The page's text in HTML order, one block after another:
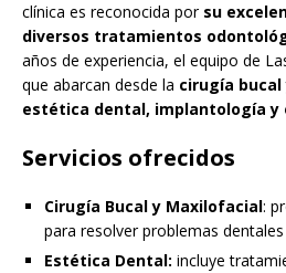
clínica es reconocida por su
diversos tratamientos
años de experiencia, el equipo de
que abarcan desde la cirugía
estética dental, implantología y
Servicios ofrecidos
Cirugía Bucal y Maxilofacial:
para resolver problemas dentales
Estética Dental: incluye